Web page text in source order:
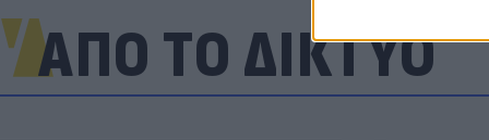
ΑΠΟ ΤΟ ΔΙΚΤΥΟ